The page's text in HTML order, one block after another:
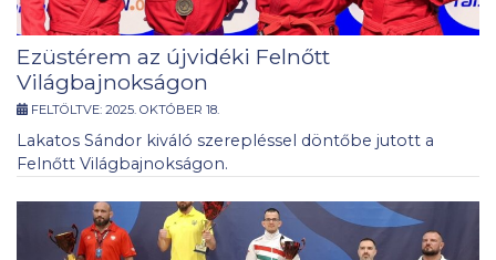
Ezüstérem az újvidéki Felnőtt
Világbajnokságon
FELTÖLTVE: 2025. OKTÓBER 18.
Lakatos Sándor kiváló szerepléssel döntőbe jutott a
Felnőtt Világbajnokságon.